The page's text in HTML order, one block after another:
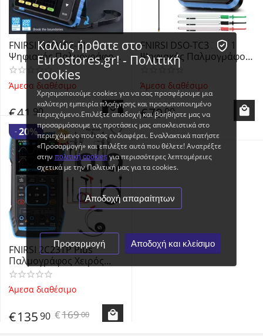
FNIRSI DSO152-BL
Ψηφιακός Παλμογράφος
Χειρός 200KHz με οθόνη
LCD 2.8" Blue - New
Upgraded Mini Handheld
Digital Oscilloscope
Άμεσα διαθέσιμο
€41 90
FNIRSI DSO-TC3 3-in-1
Ψηφιακός Παλμογράφος
Χειρός 500KHz με οθόνη
LCD 2.4" - Digital
Oscilloscope Transistor
Tester DDS Signal
Generator
Άμεσα διαθέσιμο
€7000
-20%
FNIRSI 2C23TP Plus
Παλμογράφος Χειρός
10MHz με 2 Αναλογικά
Κανάλια, 2.8" Οθόνη και
2xP6100 probes
Άμεσα διαθέσιμο
€16900
€13590
Καλώς ήρθατε στο
Eurostores.gr! - Πολιτική
cookies
Χρησιμοποιούμε cookies για να σας προσφέρουμε μια
καλύτερη εμπειρία πλοήγησης και προσωποποιημένο
περιεχόμενο.Επιλέξτε αποδοχή και βοηθήστε μας να
προσαρμόσουμε τις προτάσεις μας αποκλειστικά στο
περιεχόμενο που σας ενδιαφέρει. Εναλλακτικά πατήστε
«Προσαρμογή» και επιλέξτε αυτά που θέλετε! Ανατρέξτε
στην πολιτική cookiesγια περισσότερες λεπτομέρειες
σχετικά με την Πολιτική μας για τα cookies.
Αποδοχή απαραίτητων
Προσαρμογή Αποδοχή και κλείσιμο